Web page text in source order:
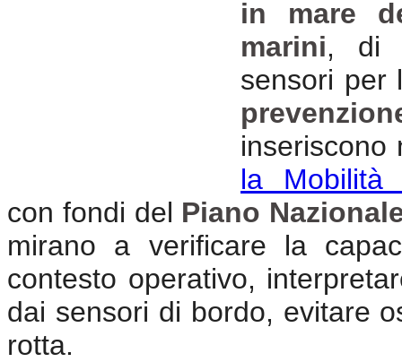
in mare
marini, di
sensori per
inseriscono
la Mobilità
con fondi del Piano
mirano a verificare la
contesto operativo,
dai sensori di bordo, evitare
rotta.